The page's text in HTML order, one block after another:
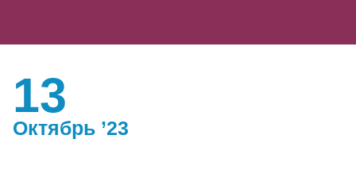
13
Октябрь ’23